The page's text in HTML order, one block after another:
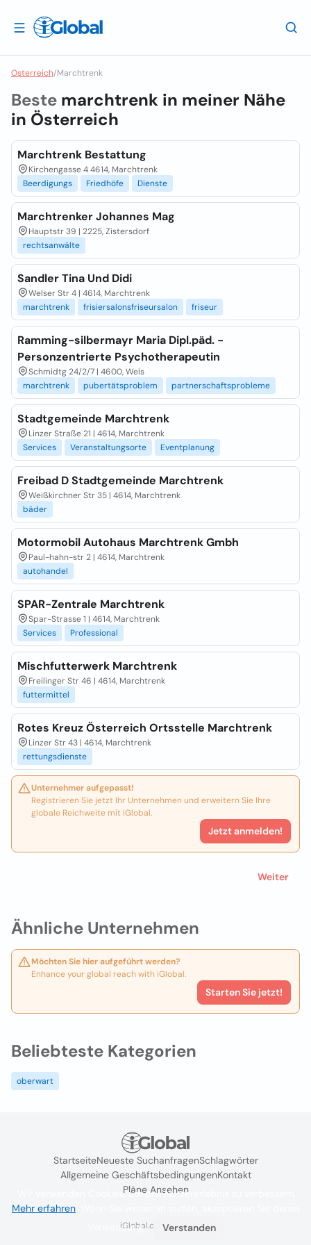
Osterreich/Marchtrenk
Ähnliche Unternehmen
Möchten Sie hier aufgeführt werden?
Enhance your global reach with iGlobal.
Starten Sie jetzt!
Beste marchtrenk in meiner Nähe
in Österreich
Marchtrenk Bestattung
Kirchengasse 4 4614, Marchtrenk
Beerdigungs
Friedhöfe Dienste
Marchtrenker Johannes Mag
Hauptstr 39 | 2225, Zistersdorf
rechtsanwälte
Sandler Tina Und Didi
Welser Str 4 | 4614, Marchtrenk
marchtrenk
frisiersalonsfriseursalon friseur
Ramming-silbermayr Maria Dipl.päd. -
Personzentrierte Psychotherapeutin
Schmidtg 24/2/7 | 4600, Wels
marchtrenk
pubertätsproblem partnerschaftsprobleme
Stadtgemeinde Marchtrenk
Linzer Straße 21 | 4614, Marchtrenk
Services
Veranstaltungsorte Eventplanung
Freibad D Stadtgemeinde Marchtrenk
Weißkirchner Str 35 | 4614, Marchtrenk
bäder
Motormobil Autohaus Marchtrenk Gmbh
Paul-hahn-str 2 | 4614, Marchtrenk
autohandel
SPAR-Zentrale Marchtrenk
Spar-Strasse 1 | 4614, Marchtrenk
Services
Professional
Mischfutterwerk Marchtrenk
Freilinger Str 46 | 4614, Marchtrenk
futtermittel
Rotes Kreuz Österreich Ortsstelle Marchtrenk
Linzer Str 43 | 4614, Marchtrenk
rettungsdienste
Unternehmer aufgepasst!
Registrieren Sie jetzt Ihr Unternehmen und erweitern Sie Ihre
globale Reichweite mit iGlobal.
Jetzt anmelden!
Weiter
Beliebteste Kategorien
oberwart
StartseiteNeueste SuchanfragenSchlagwörter
Allgemeine GeschäftsbedingungenKontakt
Pläne Ansehen
iGlobal.co @ 2024
Wir verwenden Cookies, um das Nutzererlebnis zu verbessern
Mehr erfahren
Verwendung.
Verstanden